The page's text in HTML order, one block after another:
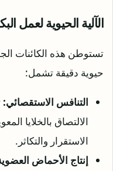
الآلية الحيوية لعمل
تستوطن هذه الكائنات
حيوية دقيقة تشمل:
التنافس الاستقصائي:
الالتصاق بالخلايا
الاستقرار والتكاثر.
إنتاج الأحماض العضوية: